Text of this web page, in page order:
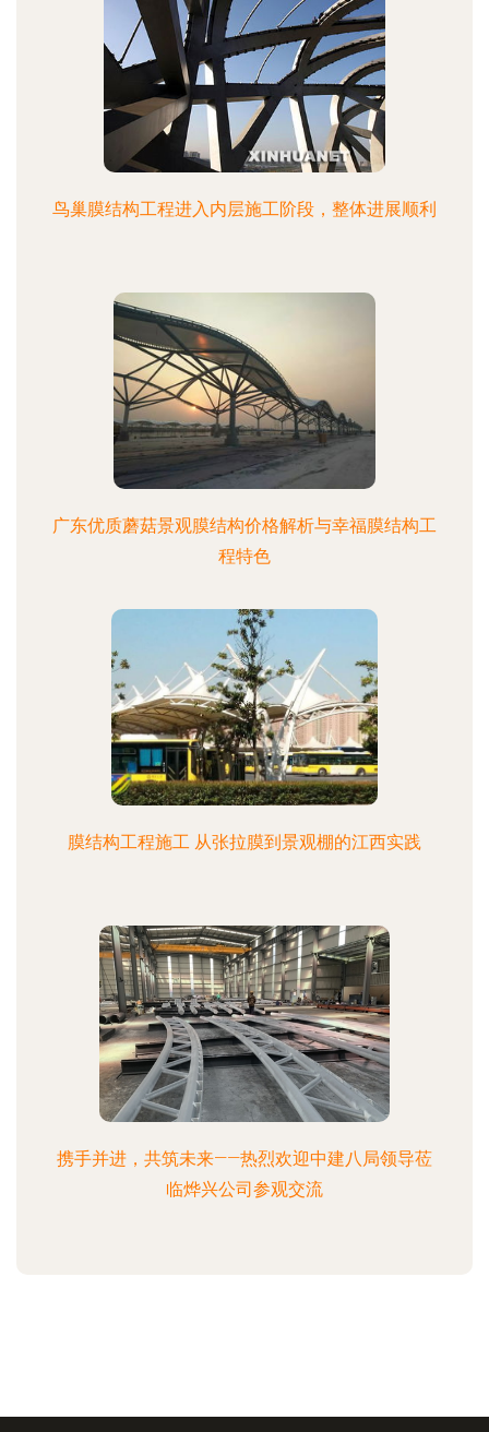
鸟巢膜结构工程进入内层施工阶段，整体进展顺利
广东优质蘑菇景观膜结构价格解析与幸福膜结构工
程特色
膜结构工程施工 从张拉膜到景观棚的江西实践
携手并进，共筑未来——热烈欢迎中建八局领导莅
临烨兴公司参观交流